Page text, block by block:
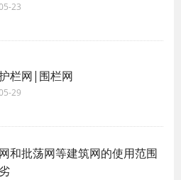
23
栏网|围栏网
29
和批荡网等建筑网的使用范围